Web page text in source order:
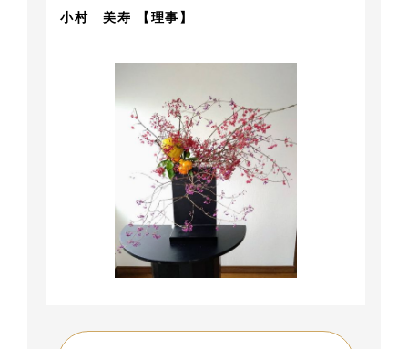
小村 美寿 【理事】